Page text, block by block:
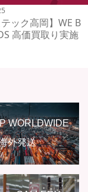
テック高岡】WE B
高価買取り実施
WORLDWIDE
外発送